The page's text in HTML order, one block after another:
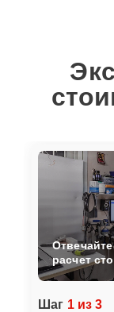
Шаг 1 из 3
расчет